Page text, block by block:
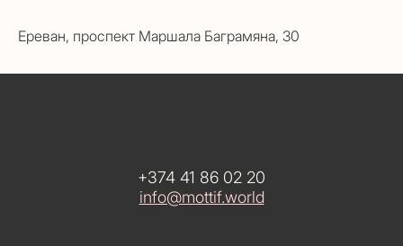
Ереван, проспект Маршала Баграмяна, 30
+374 41 86 02 20
info@mottif.world